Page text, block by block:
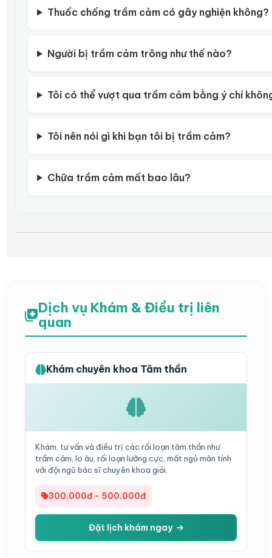
Thuốc chống trầm cảm có gây nghiện không?
Người bị trầm cảm trông như thế nào?
Tôi có thể vượt qua trầm cảm bằng ý chí
Tôi nên nói gì khi bạn tôi bị trầm cảm?
Chữa trầm cảm mất bao lâu?
Dịch vụ Khám & Điều trị liên
quan
Khám chuyên khoa Tâm thần
Khám, tư vấn và điều trị các rối loạn tâm thần như
trầm cảm, lo âu, rối loạn lưỡng cực, mất ngủ mãn tính
với đội ngũ bác sĩ chuyên khoa giỏi.
300.000đ - 500.000đ
Đặt lịch khám ngay